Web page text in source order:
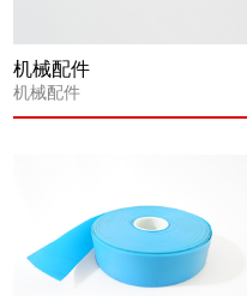
机械配件
机械配件